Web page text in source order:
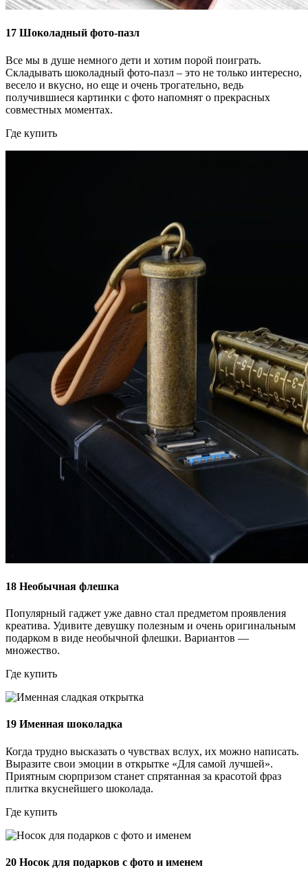
17 Шоколадный фото-пазл
Все мы в душе немного дети и хотим порой поиграть.
Складывать шоколадный фото-пазл – это не только интересно,
весело и вкусно, но еще и очень трогательно, ведь
получившиеся картинки с фото напомнят о прекрасных
совместных моментах.
Где купить
18 Необычная флешка
Популярный гаджет уже давно стал предметом проявления
креатива. Удивите девушку полезным и очень оригинальным
подарком в виде необычной флешки. Вариантов —
множество.
Где купить
19 Именная шоколадка
Когда трудно высказать о чувствах вслух, их можно написать.
Выразите свои эмоции в открытке «Для самой лучшей».
Приятным сюрпризом станет спрятанная за красотой фраз
плитка вкуснейшего шоколада.
Где купить
20 Носок для подарков с фото и именем